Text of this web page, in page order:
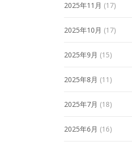
2025年11月 (17)
2025年10月 (17)
2025年9月 (15)
2025年8月 (11)
2025年7月 (18)
2025年6月 (16)